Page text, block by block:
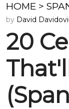
HOME >
by David
20